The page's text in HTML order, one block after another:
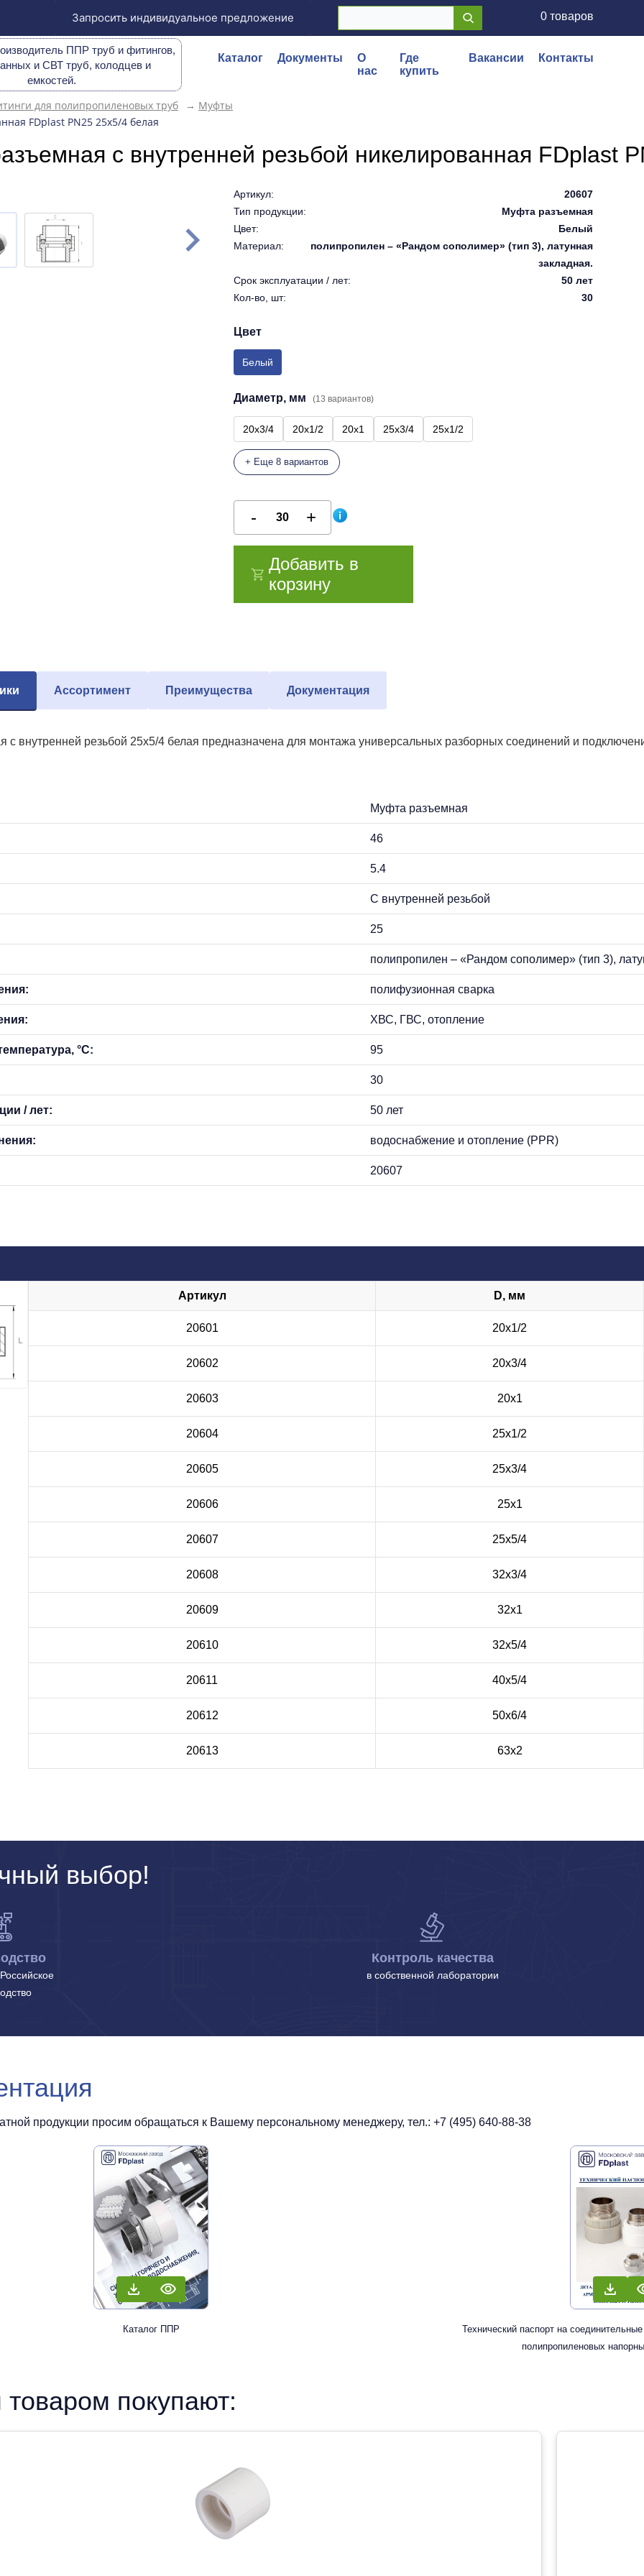
Запросить индивидуальное предложение 0 товаров
ППР труб и фитингов,
и СВТ труб, колодцев и
емкостей.
Каталог Документы
О
нас
Где
купить
Вакансии Контакты
для полипропиленовых труб → Муфты
FDplast PN25 25х5/4 белая
с внутренней резьбой никелированная FDplast
Артикул:
20607
Тип продукции:
Муфта разъемная
Цвет:
Белый
Материал:
полипропилен – «Рандом сополимер» (тип 3), латунная
закладная.
Срок эксплуатации / лет:
50 лет
Кол-во, шт:
30
Цвет
Белый
Диаметр, мм (13 вариантов)
20х3/4 20х1/2 20х1 25х3/4 25х1/2
+ Еще 8 вариантов
Добавить в
корзину
Ассортимент Преимущества Документация
с внутренней резьбой 25х5/4 белая предназначена для монтажа универсальных разборных соединений и
Муфта разъемная
46
5.4
С внутренней резьбой
25
полипропилен – «Рандом сополимер» (тип 3),
полифузионная сварка
ХВС, ГВС, отопление
°С: 95
30
/ лет: 50 лет
водоснабжение и отопление (PPR)
20607
Артикул D, мм
20601 20х1/2
20602 20х3/4
20603 20х1
20604 25х1/2
20605 25х3/4
20606 25х1
20607 25х5/4
20608 32х3/4
20609 32х1
20610 32х5/4
20611 40х5/4
20612 50х6/4
20613 63х2
выбор!
Контроль качества
в собственной лаборатории
продукции просим обращаться к Вашему персональному менеджеру, тел.: +7 (495) 640-88-38
Каталог ППР
Технический паспорт на
полипропиленовых
покупают: